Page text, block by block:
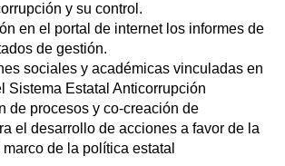
y su control.
en el portal de internet los informes de
de gestión.
sociales y académicas vinculadas en
Sistema Estatal Anticorrupción
de procesos y co-creación de
el desarrollo de acciones a favor de la
de la política estatal